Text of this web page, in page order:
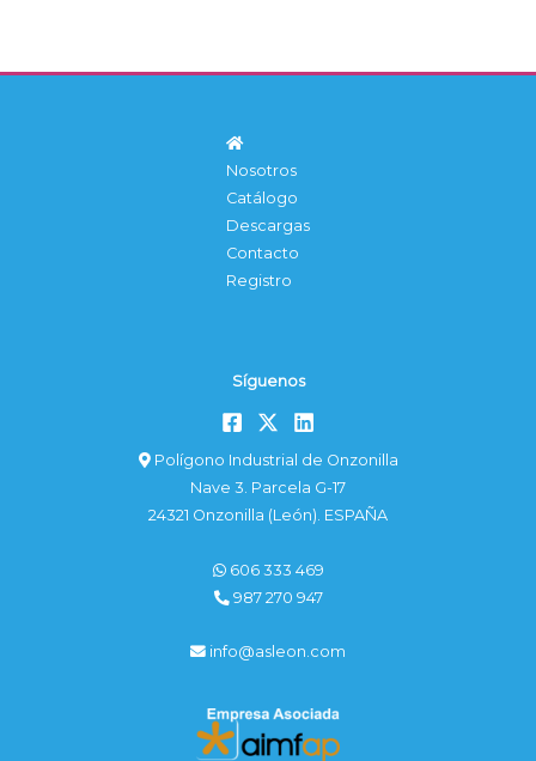
Nosotros
Catálogo
Descargas
Contacto
Registro
Síguenos
Polígono Industrial de Onzonilla
Nave 3. Parcela G-17
24321 Onzonilla (León). ESPAÑA
606 333 469
987 270 947
info@asleon.com